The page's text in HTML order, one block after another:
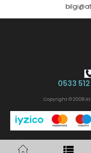
0533
Copyright © 2008
Opak